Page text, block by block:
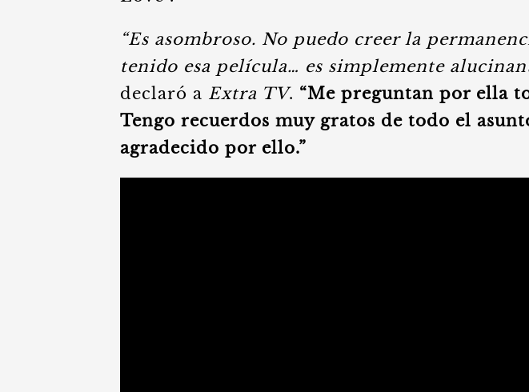
“Es asombroso. No puedo creer la
tenido esa película… es simplemente
declaró a Extra TV. “Me preguntan por ella
Tengo recuerdos muy gratos de todo el
agradecido por ello.”